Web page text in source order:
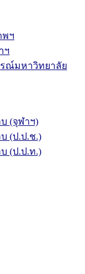
พฯ
ฯ
รณ์มหาวิทยาลัย
(จุฬาฯ)
(ป.ป.ช.)
(ป.ป.ท.)